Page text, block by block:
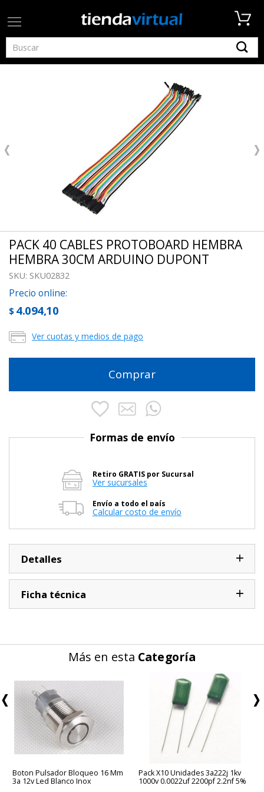
PACK 40 CABLES PROTOBOARD HEMBRA
HEMBRA 30CM ARDUINO DUPONT
SKU: SKU02832
Precio online:
$4.094,10
Ver cuotas y medios de pago
Comprar
Formas de envío
Retiro GRATIS por Sucursal
Ver sucursales
Envío a todo el país
Calcular costo de envío
Detalles
Ficha técnica
Más en esta Categoría
Boton Pulsador Bloqueo 16 Mm
3a 12v Led Blanco Inox
Pack X10 Unidades 3a222j 1kv
1000v 0.0022uf 2200pf 2.2nf 5%